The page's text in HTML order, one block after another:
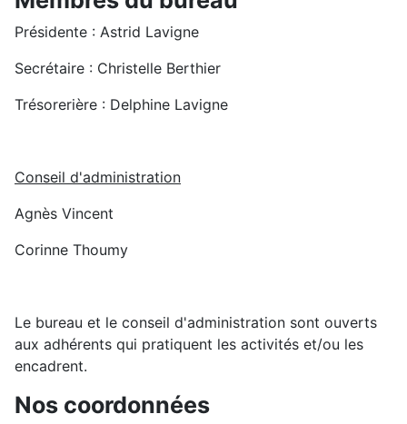
Présidente : Astrid Lavigne
Secrétaire : Christelle Berthier
Trésorerière : Delphine Lavigne
Conseil d'administration
Agnès Vincent
Corinne Thoumy
Le bureau et le conseil d'administration sont ouverts
aux adhérents qui pratiquent les activités et/ou les
encadrent.
Nos coordonnées